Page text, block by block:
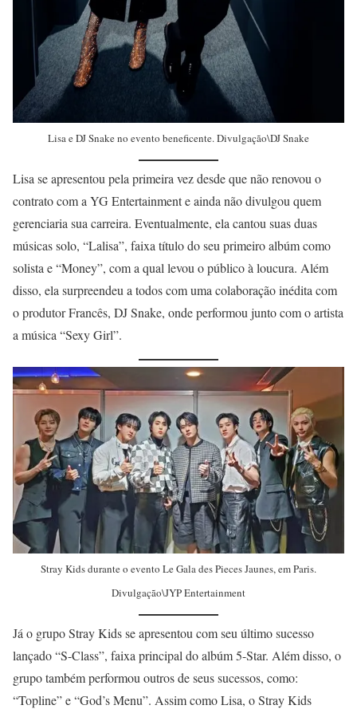
Lisa e DJ Snake no evento beneficente. Divulgação\DJ Snake
Lisa se apresentou pela primeira vez desde que não renovou o
contrato com a YG Entertainment e ainda não divulgou quem
gerenciaria sua carreira. Eventualmente, ela cantou suas duas
músicas solo, “Lalisa”, faixa título do seu primeiro albúm como
solista e “Money”, com a qual levou o público à loucura. Além
disso, ela surpreendeu a todos com uma colaboração inédita com
o produtor Francês, DJ Snake, onde performou junto com o artista
a música “Sexy Girl”.
Stray Kids durante o evento Le Gala des Pieces Jaunes, em Paris.
Divulgação\JYP Entertainment
Já o grupo Stray Kids se apresentou com seu último sucesso
lançado “S-Class”, faixa principal do albúm 5-Star. Além disso, o
grupo também performou outros de seus sucessos, como:
“Topline” e “God’s Menu”. Assim como Lisa, o Stray Kids